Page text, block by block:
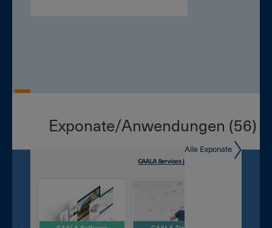
Exponate/An­wen­dun­gen (56)
Alle Exponate